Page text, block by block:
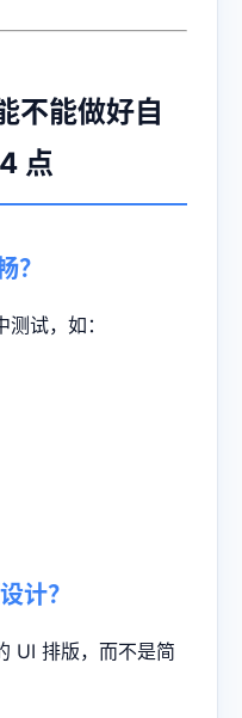
不能做好自
点
？
试，如：
计？
UI 排版，而不是简